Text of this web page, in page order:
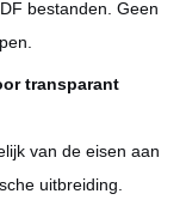
automobiel- en
bestanden. Geen
transparant
van de eisen aan
uitbreiding.